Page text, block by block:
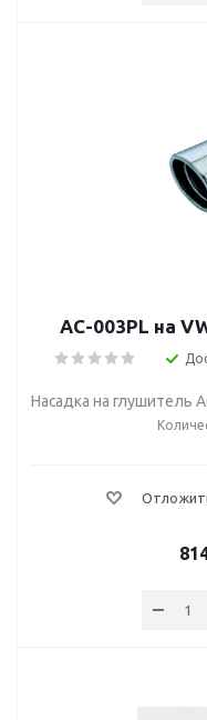
AC-003PL на
Насадка на глушитель